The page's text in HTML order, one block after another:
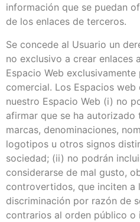
información que se puedan
de los enlaces de terceros.
Se concede al Usuario un
no exclusivo a crear enlaces
Espacio Web
comercial. Los Espacios web
nuestro Espacio Web (i) no
afirmar que se ha autorizado
marcas, denominaciones,
logotipos u otros signos
sociedad; (ii) no podrán
considerarse de mal gusto,
controvertidos, que inciten a
discriminación por razón de
contrarios al orden público